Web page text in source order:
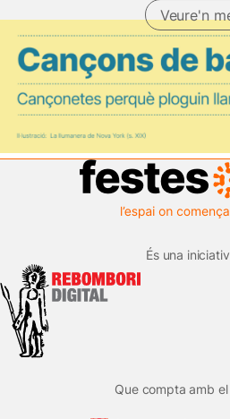
Veure'n
És una
Que compta amb